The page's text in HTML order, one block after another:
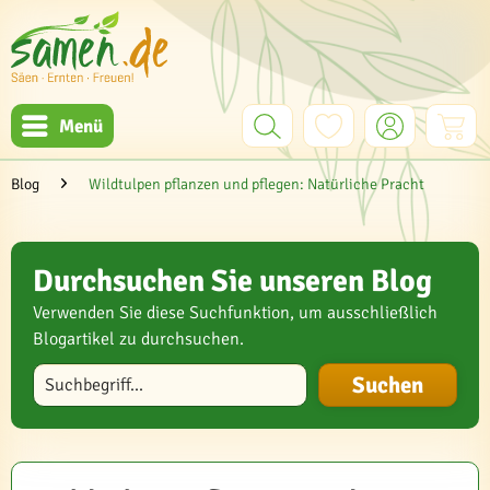
Menü
Blog Wildtulpen pflanzen und pflegen: Natürliche Pracht
Durchsuchen Sie unseren Blog
Verwenden Sie diese Suchfunktion, um ausschließlich
Blogartikel zu durchsuchen.
Blog durchsuchen